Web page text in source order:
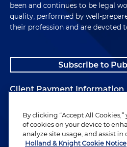
Julián López-Murcia:Yo creo
identificaba muy bien los
sostenibilidad de la
logrado construir. Son retos
difícil, pues, pensar que en
se puedan solucionar. Pero
cosas interesantes en el
grande y es el tema de poder
las organizaciones
been and continues to be legal
quality, performed by well-
their profession and are devoted
Subscribe to
Client Payment Information
Alumni
By clicking “Accept All
of cookies on your device to
analyze site usage, and assist in
Holland & Knight Cookie Notice